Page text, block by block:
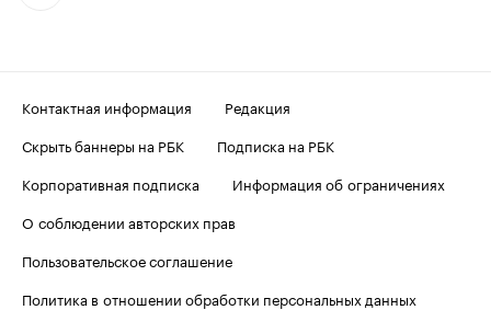
Контактная информация
Редакция
Скрыть баннеры на РБК
Подписка на РБК
Корпоративная подписка
Информация об ограничениях
О соблюдении авторских прав
Пользовательское соглашение
Политика в отношении обработки персональных данных